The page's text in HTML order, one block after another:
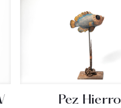
Pez Hierro